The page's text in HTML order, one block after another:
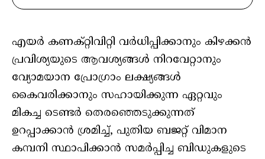
എയര്‍ കണക്റ്റിവിറ്റി വര്‍ധിപ്പിക്കാനും കിഴക്കന്‍
പ്രവിശ്യയുടെ ആവശ്യങ്ങള്‍ നിറവേറ്റാനും
വ്യോമയാന പ്രോഗ്രാം ലക്ഷ്യങ്ങള്‍
കൈവരിക്കാനും സഹായിക്കുന്ന ഏറ്റവും
മികച്ച ടെണ്ടര്‍ തെരഞ്ഞെടുക്കുന്നത്
ഉറപ്പാക്കാന്‍ ശ്രമിച്ച്, പുതിയ ബജറ്റ് വിമാന
കമ്പനി സ്ഥാപിക്കാന്‍ സമര്‍പ്പിച്ച ബിഡുകളുടെ